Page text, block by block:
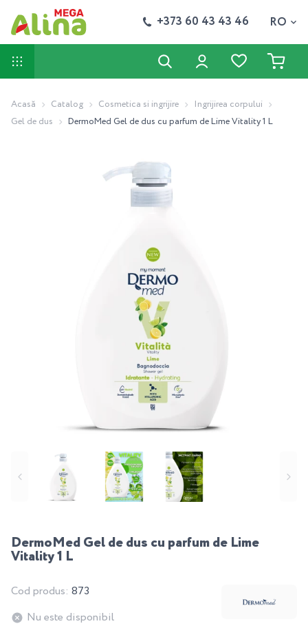
+373 60 43 43 46 RO
Acasă Catalog Cosmetica si ingrijire
Ingrijirea corpului
Gel de dus
DermoMed Gel de dus cu parfum de Lime Vitality 1 L
DermoMed Gel de dus cu parfum de Lime
Vitality 1 L
Cod produs: 873
Nu este disponibil